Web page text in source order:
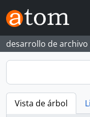
Skip to main content
desarrollo de
Vista de árbol